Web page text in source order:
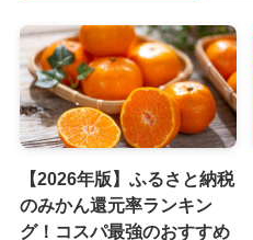
【2026年版】ふるさと納税
のみかん還元率ランキン
グ！コスパ最強のおすすめ